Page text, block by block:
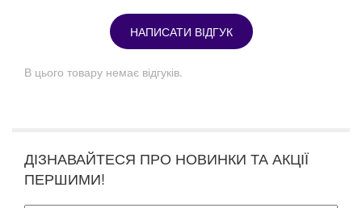
НАПИСАТИ ВІДГУК
В цього товару немає відгуків.
ДІЗНАВАЙТЕСЯ ПРО НОВИНКИ ТА АКЦІЇ
ПЕРШИМИ!